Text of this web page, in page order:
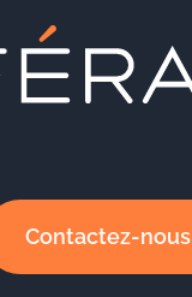
Contactez-nous